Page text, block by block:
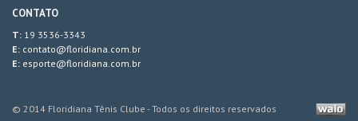
CONTATO
T: 19 3536-3343
E: contato@floridiana.com.br
E: esporte@floridiana.com.br
© 2014 Floridiana Tênis Clube -Todos os direitos reservados